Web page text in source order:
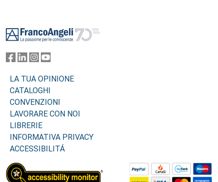
LA TUA OPINIONE
CATALOGHI
CONVENZIONI
LAVORARE CON NOI
LIBRERIE
INFORMATIVA PRIVACY
ACCESSIBILITÁ